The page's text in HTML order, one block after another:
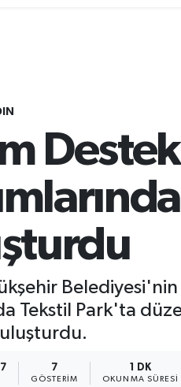
Tekstil Park'ta
7
GÖSTERIM
1 DK
OKUNMA SÜRESI